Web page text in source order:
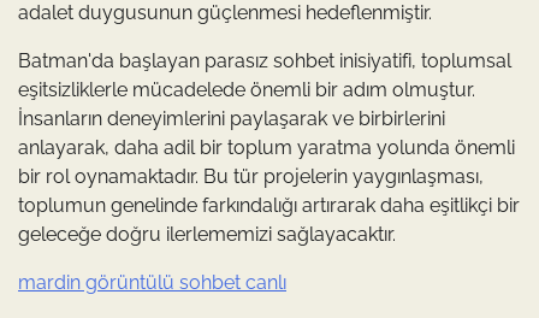
adalet duygusunun güçlenmesi hedeflenmiştir.
Batman'da başlayan parasız sohbet inisiyatifi, toplumsal
eşitsizliklerle mücadelede önemli bir adım olmuştur.
İnsanların deneyimlerini paylaşarak ve birbirlerini
anlayarak, daha adil bir toplum yaratma yolunda önemli
bir rol oynamaktadır. Bu tür projelerin yaygınlaşması,
toplumun genelinde farkındalığı artırarak daha eşitlikçi bir
geleceğe doğru ilerlememizi sağlayacaktır.
mardin görüntülü sohbet canlı